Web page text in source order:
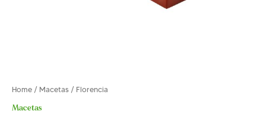
Home / Macetas / Florencia
Macetas